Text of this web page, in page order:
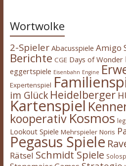
Wortwolke
2-Spieler Abacusspiele Amigo
Berichte CGE Days of Wonder
eggertspiele Eisenbahn Engine
Expertenspiel
im Glück Heidelberger
Kartenspiel
kooperativ Kosmos
Lookout Spiele Mehrspieler Noris
Pegasus Spiele
Rätsel Schmidt Spiele